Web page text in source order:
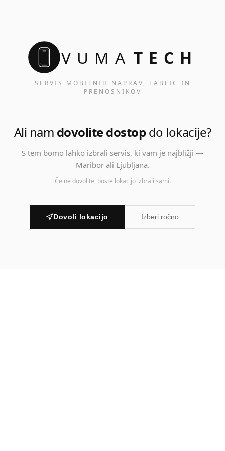
VUMA TECH
SERVIS MOBILNIH NAPRAV, TABLIC IN
PRENOSNIKOV
Ali nam dovolite dostop do lokacije?
S tem bomo lahko izbrali servis, ki vam je najbližji —
Maribor ali Ljubljana.
Če ne dovolite, boste lokacijo izbrali sami.
Dovoli lokacijo Izberi ročno